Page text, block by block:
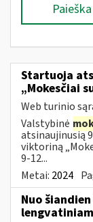
Paieška
Startuoja
„Mokesčiai
Web turinio
Valstybinė
atsinaujinusią
viktoriną
9-12...
Metai: 2024
Nuo